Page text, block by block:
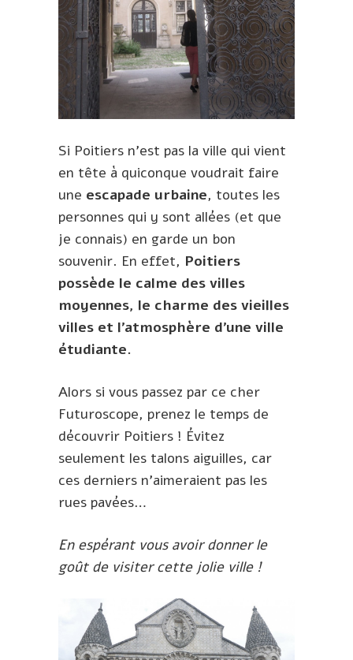
Si Poitiers n’est pas la ville qui vient
en tête à quiconque voudrait faire
une escapade urbaine, toutes les
personnes qui y sont allées (et que
je connais) en garde un bon
souvenir. En effet, Poitiers
possède le calme des villes
moyennes, le charme des vieilles
villes et l’atmosphère d’une ville
étudiante.
Alors si vous passez par ce cher
Futuroscope, prenez le temps de
découvrir Poitiers ! Évitez
seulement les talons aiguilles, car
ces derniers n’aimeraient pas les
rues pavées…
En espérant vous avoir donner le
goût de visiter cette jolie ville !